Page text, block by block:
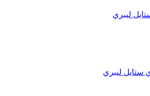
ليبري
ستايل ليبري